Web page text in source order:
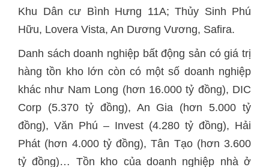
Khu Dân cư Bình Hưng 11A; Thủy Sinh Phú
Hữu, Lovera Vista, An Dương Vương, Safira.
Danh sách doanh nghiệp bất động sản có giá trị
hàng tồn kho lớn còn có một số doanh nghiệp
khác như Nam Long (hơn 16.000 tỷ đồng), DIC
Corp (5.370 tỷ đồng), An Gia (hơn 5.000 tỷ
đồng), Văn Phú – Invest (4.280 tỷ đồng), Hải
Phát (hơn 4.000 tỷ đồng), Tân Tạo (hơn 3.600
tỷ đồng)… Tồn kho của doanh nghiệp nhà ở